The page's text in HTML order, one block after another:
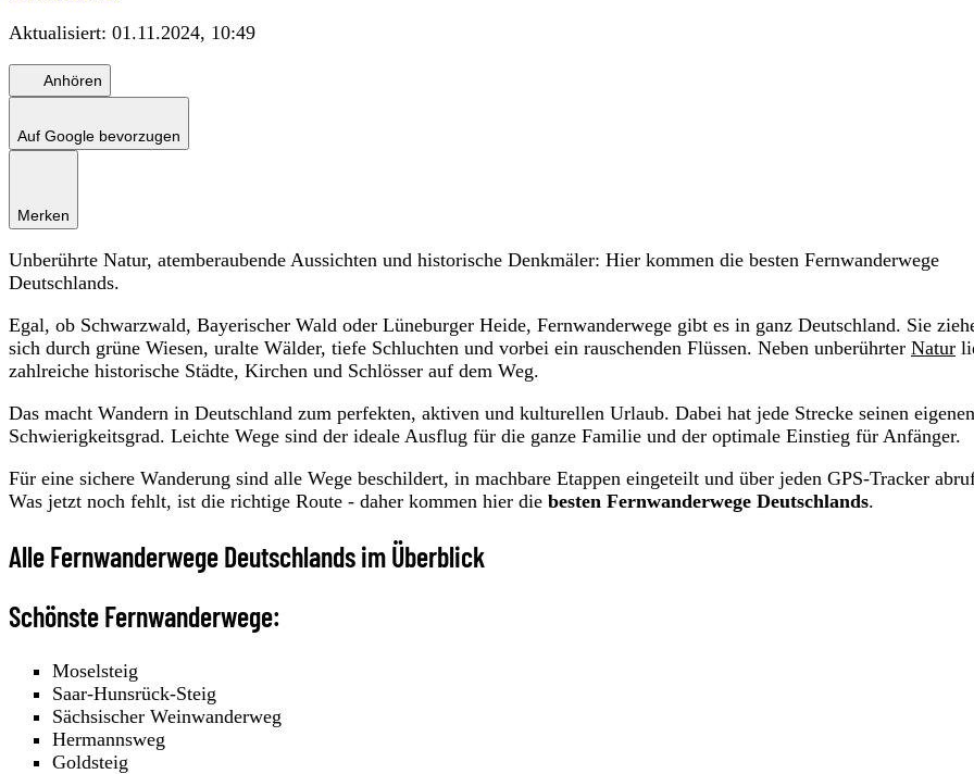
Aktualisiert: 01.11.2024, 10:49
Anhören
Auf Google bevorzugen
Merken
Unberührte Natur, atemberaubende Aussichten und historische Denkmäler: Hier kommen die besten Fernwanderwege
Deutschlands.
Egal, ob Schwarzwald, Bayerischer Wald oder Lüneburger Heide, Fernwanderwege gibt es in ganz Deutschland. Sie
sich durch grüne Wiesen, uralte Wälder, tiefe Schluchten und vorbei ein rauschenden Flüssen. Neben unberührter Natur
zahlreiche historische Städte, Kirchen und Schlösser auf dem Weg.
Das macht Wandern in Deutschland zum perfekten, aktiven und kulturellen Urlaub. Dabei hat jede Strecke seinen eigenen
Schwierigkeitsgrad. Leichte Wege sind der ideale Ausflug für die ganze Familie und der optimale Einstieg für Anfänger.
Für eine sichere Wanderung sind alle Wege beschildert, in machbare Etappen eingeteilt und über jeden GPS-Tracker
Was jetzt noch fehlt, ist die richtige Route - daher kommen hier die besten Fernwanderwege Deutschlands.
Alle Fernwanderwege Deutschlands im Überblick
Schönste Fernwanderwege:
Moselsteig
Saar-Hunsrück-Steig
Sächsischer Weinwanderweg
Hermannsweg
Goldsteig